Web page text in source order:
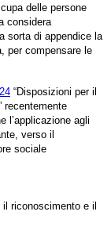
delle persone
considera
sorta di appendice la
per compensare le
“Disposizioni per il
recentemente
l’applicazione agli
verso il
sociale
il riconoscimento e il